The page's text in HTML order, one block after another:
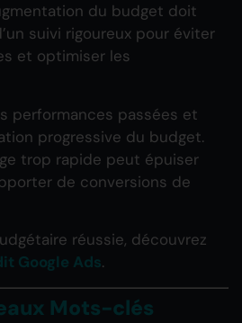
du budget doit
suivi rigoureux pour éviter
et optimiser les
performances passées et
progressive du budget.
trop rapide peut épuiser
de conversions de
réussie, découvrez
Google Ads.
Mots-clés